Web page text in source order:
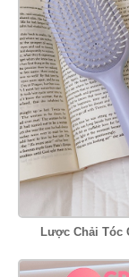
Lược Chải Tóc